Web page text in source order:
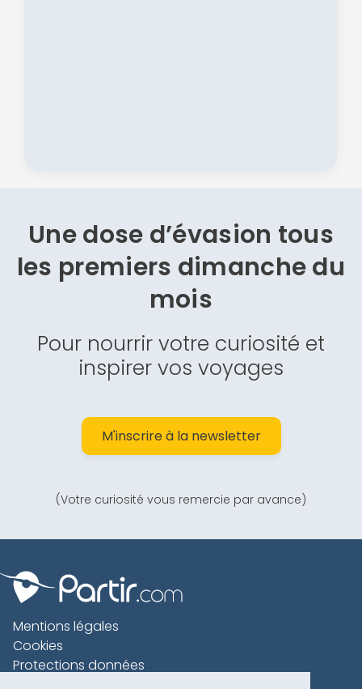
Une dose d’évasion tous
les premiers dimanche du
mois
Pour nourrir votre curiosité et
inspirer vos voyages
M'inscrire à la newsletter
(Votre curiosité vous remercie par avance)
Mentions légales
Cookies
Protections données